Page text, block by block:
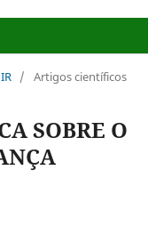
/ Artigos científicos
SOBRE O